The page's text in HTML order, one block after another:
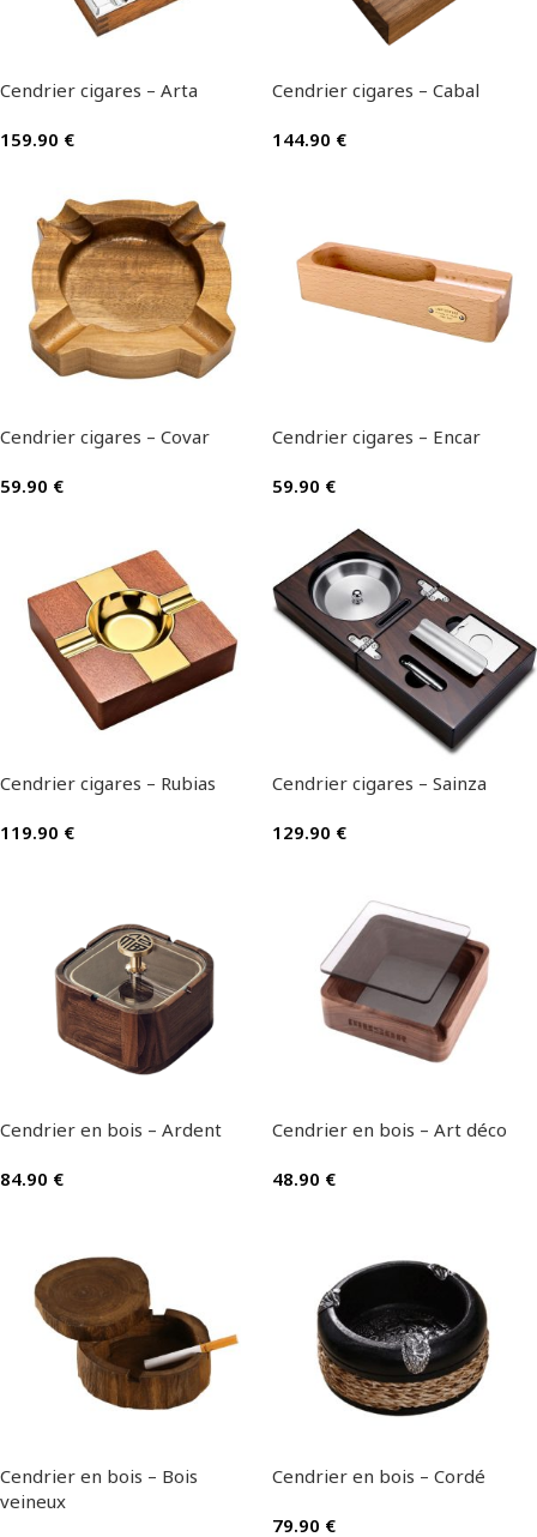
Cendrier cigares – Arta
159.90 €
Cendrier cigares – Cabal
144.90 €
Cendrier cigares – Covar
59.90 €
Cendrier cigares – Encar
59.90 €
Cendrier cigares – Rubias
119.90 €
Cendrier cigares – Sainza
129.90 €
Cendrier en bois – Ardent
84.90 €
Cendrier en bois – Art déco
48.90 €
Cendrier en bois – Bois
veineux
Cendrier en bois – Cordé
79.90 €